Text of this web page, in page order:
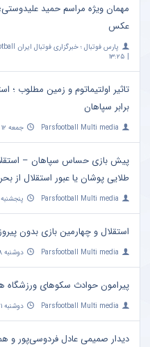
مهمان ویژه مراسم حمید
عکس
پارس فوتبال ؛ خبرگزاری فوتبال ایران ParsFootball
تاثیر اولتیماتوم و زمین مطلوب ؛
برابر سپاهان
Parsfootball Multi media جمعه ۱۲ دی ۱۴۰۴ | ۲۱:۴۴
پیش بازی حساس سپاهان –
طلایی پوشان یا عبور استقلال از
Parsfootball Multi media پنجشنبه ۱۱ دی ۱۴۰۴ | ۱۱:۱۴
استقلال و چهارمین بازی بدون
Parsfootball Multi media دوشنبه ۸ دی ۱۴۰۴ | ۱۱:۲۴
پیرامون حوادث سکوهای ورزشگاه
Parsfootball Multi media دوشنبه ۱ دی ۱۴۰۴ | ۱۰:۰۹
دیدار صمیمی عادل فردوسی‌پور